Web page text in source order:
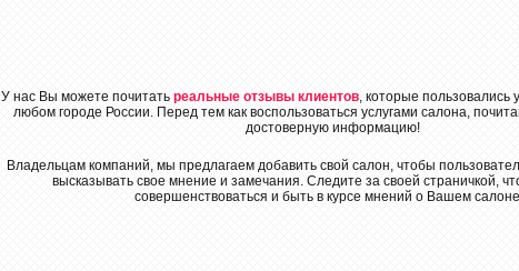
У нас Вы можете почитать реальные отзывы клиентов, которые пользовались
любом городе России. Перед тем как воспользоваться услугами салона,
достоверную информацию!
Владельцам компаний, мы предлагаем добавить свой салон, чтобы
высказывать свое мнение и замечания. Следите за своей страничкой,
совершенствоваться и быть в курсе мнений о Вашем